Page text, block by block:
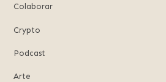
Colaborar
Crypto
Podcast
Arte